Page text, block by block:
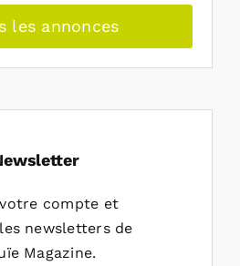
les annonces
compte et
newsletters de
Magazine.